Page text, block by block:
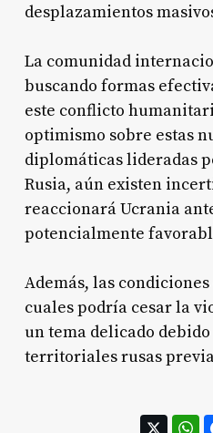
desplazamientos
La comunidad
buscando formas
este conflicto
optimismo sobre estas
diplomáticas lideradas
Rusia, aún existen
reaccionará Ucrania
potencialmente
Además, las
cuales podría cesar la
un tema delicado
territoriales rusas